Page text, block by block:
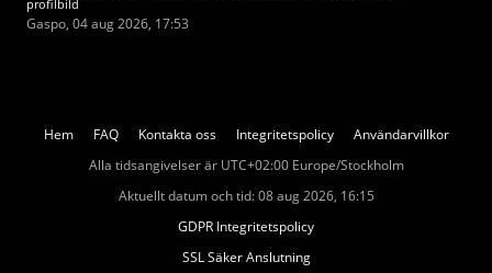
Gaspo, 04 aug 2026, 17:53
Hem FAQ Kontakta oss Integritetspolicy
Användarvillkor
Alla tidsangivelser är UTC+02:00 Europe/Stockholm
Aktuellt datum och tid: 08 aug 2026, 16:15
GDPR Integritetspolicy
SSL Säker Anslutning